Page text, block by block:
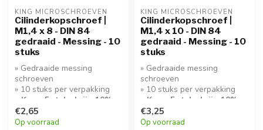
KING MICROSCHROEVEN
Cilinderkopschroef |
M1,4 x 8 - DIN 84
gedraaid - Messing - 10
stuks
» Gedraaide messing
schroeven
» 10 stuks per verpakking
» Koop 5 stuks krijg 10%
korting!
€2,65
Op voorraad
KING MICROSCHROEVEN
Cilinderkopschroef |
M1,4 x 10 - DIN 84
gedraaid - Messing - 10
stuks
» Gedraaide messing
schroeven
» 10 stuks per verpakking
» Koop 5 stuks krijg 10%
korting!
€3,25
Op voorraad